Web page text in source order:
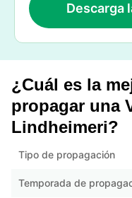
Descarga
¿Cuál es la
propagar una
Lindheimeri?
Tipo de propagación
Temporada de